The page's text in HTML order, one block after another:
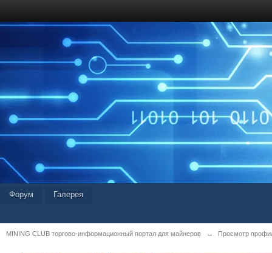
Форум Галерея
MINING CLUB торгово-информационный портал для майнеров → Просмотр